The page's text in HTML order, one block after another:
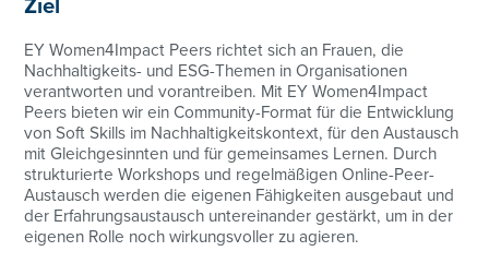
Ziel
EY Women4Impact Peers richtet sich an Frauen, die
Nachhaltigkeits- und ESG-Themen in Organisationen
verantworten und vorantreiben. Mit EY Women4Impact
Peers bieten wir ein Community-Format für die Entwicklung
von Soft Skills im Nachhaltigkeitskontext, für den Austausch
mit Gleichgesinnten und für gemeinsames Lernen. Durch
strukturierte Workshops und regelmäßigen Online-Peer-
Austausch werden die eigenen Fähigkeiten ausgebaut und
der Erfahrungsaustausch untereinander gestärkt, um in der
eigenen Rolle noch wirkungsvoller zu agieren.